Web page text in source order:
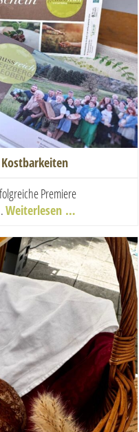
Premiere
Weiterlesen …